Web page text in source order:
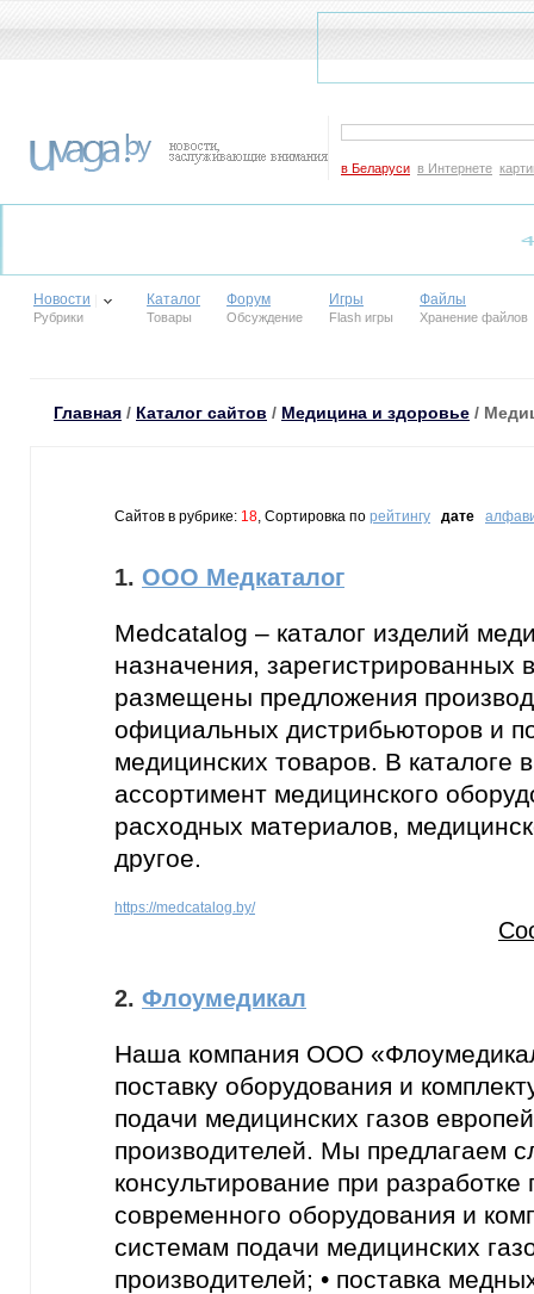
в Беларуси в Интернете
Новости
Рубрики
Каталог
Товары
Форум
Обсуждение
Игры
Flash игры
Файлы
Хранение файлов
Главная / Каталог сайтов / Медицина и здоровье /
Сайтов в рубрике: 18, Сортировка по рейтингу дате
1. ООО Медкаталог
Medcatalog – каталог изделий
назначения, зарегистрированных
размещены предложения
официальных дистрибьюторов и
медицинских товаров. В каталоге
ассортимент медицинского
расходных материалов,
другое.
https://medcatalog.by/
2. Флоумедикал
Наша компания ООО
поставку оборудования и
подачи медицинских газов
производителей. Мы предлагаем
консультирование при разработке
современного оборудования и
системам подачи медицинских
производителей; • поставка